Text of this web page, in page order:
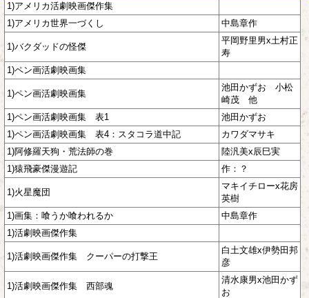
1)アメリカ活劇映画傑作集
1)アメリカ世界一づくし
中島章作
1)バクダッドの怪傑
平岡野里男x土村正
寿
1)ペン画活劇映画集
1)ペン画活劇映画集
池田かずお 小松
崎茂 他
1)ペン画活劇映画集 表1
池田かずお
1)ペン画活劇映画集 表4：スタコラ道中記
カワダマサキ
1)阿修羅天狗・荒法師の巻
陸汎美x辰巳実
1)猿飛豪傑漫遊記
作：？
1)火星魔団
マキイチローx花房
英樹
1)画集：喰うか喰われるか
中島章作
1)活劇映画傑作集
1)活劇映画傑作集 クーパーの打撃王
白土文雄x伊勢田邦
彦
1)活劇映画傑作集 西部魂
清水康男x池田かず
お